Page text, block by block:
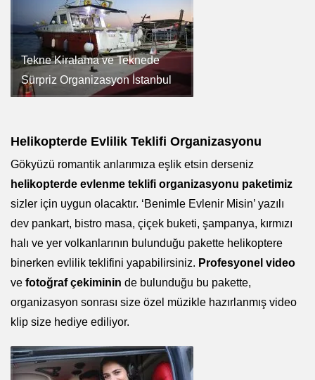
Tekne Kiralama ve Teknede
Sürpriz Organizasyon İstanbul
Helikopterde Evlilik Teklifi Organizasyonu
Gökyüzü romantik anlarımıza eşlik etsin derseniz
helikopterde evlenme teklifi organizasyonu paketimiz
sizler için uygun olacaktır. ‘Benimle Evlenir Misin’ yazılı
dev pankart, bistro masa, çiçek buketi, şampanya, kırmızı
halı ve yer volkanlarının bulunduğu pakette helikoptere
binerken evlilik teklifini yapabilirsiniz. Profesyonel video
ve fotoğraf çekiminin de bulunduğu bu pakette,
organizasyon sonrası size özel müzikle hazırlanmış video
klip size hediye ediliyor.